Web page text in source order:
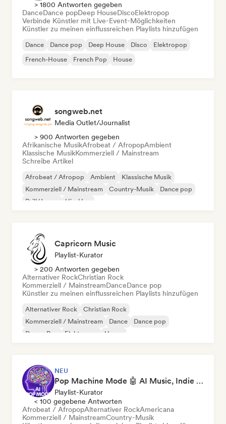
> 1800 Antworten gegeben
DanceDance popDeep HouseDiscoElektropop
Verbinde Künstler mit Live-Event-Möglichkeiten
Künstler zu meinen einflussreichen Playlists hinzufügen
Dance Dance pop Deep House Disco
Elektropop
French-House
French Pop House
songweb.net
Media Outlet/Journalist
> 900 Antworten gegeben
Afrikanische MusikAfrobeat / AfropopAmbient
Klassische MusikKommerziell / Mainstream
Schreibe Artikel
Afrobeat / Afropop Ambient
Klassische Musik
Kommerziell / Mainstream
Country-Musik
Dance pop
Drill/Jersey
Hip-Hop
Capricorn Music
Playlist-Kurator
> 200 Antworten gegeben
Alternativer RockChristian Rock
Kommerziell / MainstreamDanceDance pop
Künstler zu meinen einflussreichen Playlists hinzufügen
Alternativer Rock
Christian Rock
Kommerziell / Mainstream
Dance
Dance pop
Dream Pop
Elektropop House
NEU
Pop Machine Mode 🤖 AI Music, Indie Pop & Dream Pop
Playlist-Kurator
< 100 gegebene Antworten
Afrobeat / AfropopAlternativer RockAmericana
Kommerziell / MainstreamCountry-Musik